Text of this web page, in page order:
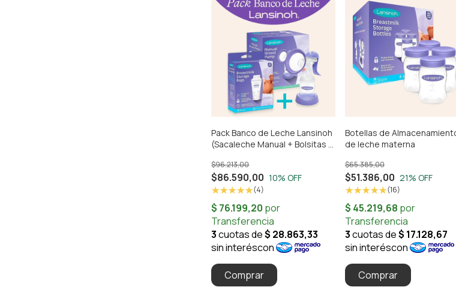
Pack Banco de Leche Lansinoh
(Sacaleche Manual + Bolsitas x
$86.590,00
$96.213,00
10% OFF
(4)
Botellas de
de leche materna
$51.386,00
$65.385,00
21% OFF
(16)